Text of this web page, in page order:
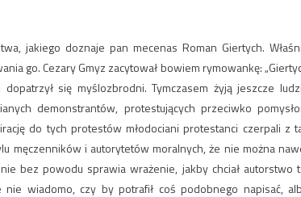
jakiego doznaje pan mecenas Roman Giertych.
go. Cezary Gmyz zacytował bowiem rymowankę:
się myślozbrodni. Tymczasem żyją jeszcze
demonstrantów, protestujących przeciwko
do tych protestów młodociani protestanci czerpali z
męczenników i autorytetów moralnych, że nie można
bez powodu sprawia wrażenie, jakby chciał autorstwo
wiadomo, czy by potrafił coś podobnego napisać,